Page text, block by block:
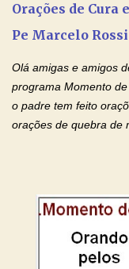
doenças do coração,
Orações de Cura
Pe Marcelo Rossi
Olá amigas e amigos
programa Momento
o padre tem feito
orações de quebra de
por estas valiosas
paz de Jesus Cristo e
Devoção e Fé Clique
Rossi Site Padre